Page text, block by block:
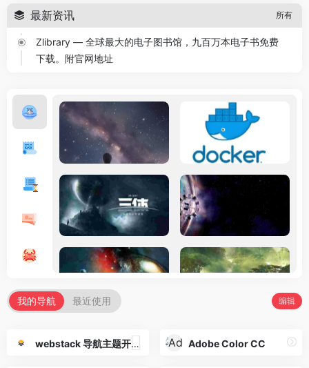
最新资讯 所有
Zlibrary — 全球最大的电子图书馆，九百万本电子书免费
下载。附官网地址
大脑最爱6种食物，核桃竟排第6名，第一名都没想到，竟
然藏在身边
美食 2026年1月8日
最补血的不是红枣，而是这6样食物，隔天吃1次，脸色红
润精力充沛
2026年1月8日
神州沐朝晖 一起感受晨曦里的大美中国
旅游 2026年1月2日
我们应该是宇宙中第一批文明，但是可能已经站在生死线
之前!
2026年1月2日
Docker凉了，国内镜像站全军覆没！
科技 2025年12月30日
旅游 2025年6月12日
我的导航 最近使用 编辑
webstack 导航主题开源版 Adobe Color CC